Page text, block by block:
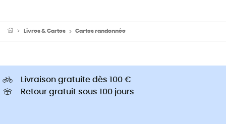
Livres & Cartes Cartes randonnée
Livraison gratuite dès 100 €
Retour gratuit sous 100 jours